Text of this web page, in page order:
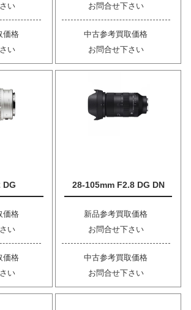
い
価格
い
お問合せ下さい
中古参考買取価格
お問合せ下さい
DG
価格
い
価格
い
28-105mm F2.8 DG DN
新品参考買取価格
お問合せ下さい
中古参考買取価格
お問合せ下さい